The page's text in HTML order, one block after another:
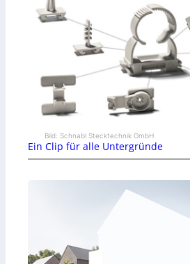
Bild: Schnabl Stecktechnik GmbH
Ein Clip für alle Untergründe